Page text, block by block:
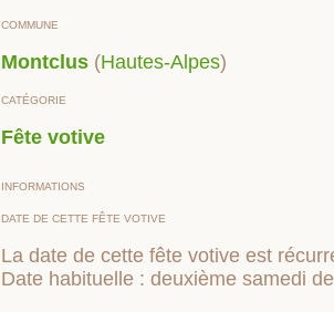
COMMUNE
Montclus (Hautes-Alpes)
CATÉGORIE
Fête votive
INFORMATIONS
DATE DE CETTE FÊTE VOTIVE
La date de cette fête votive est
Date habituelle : deuxième samedi